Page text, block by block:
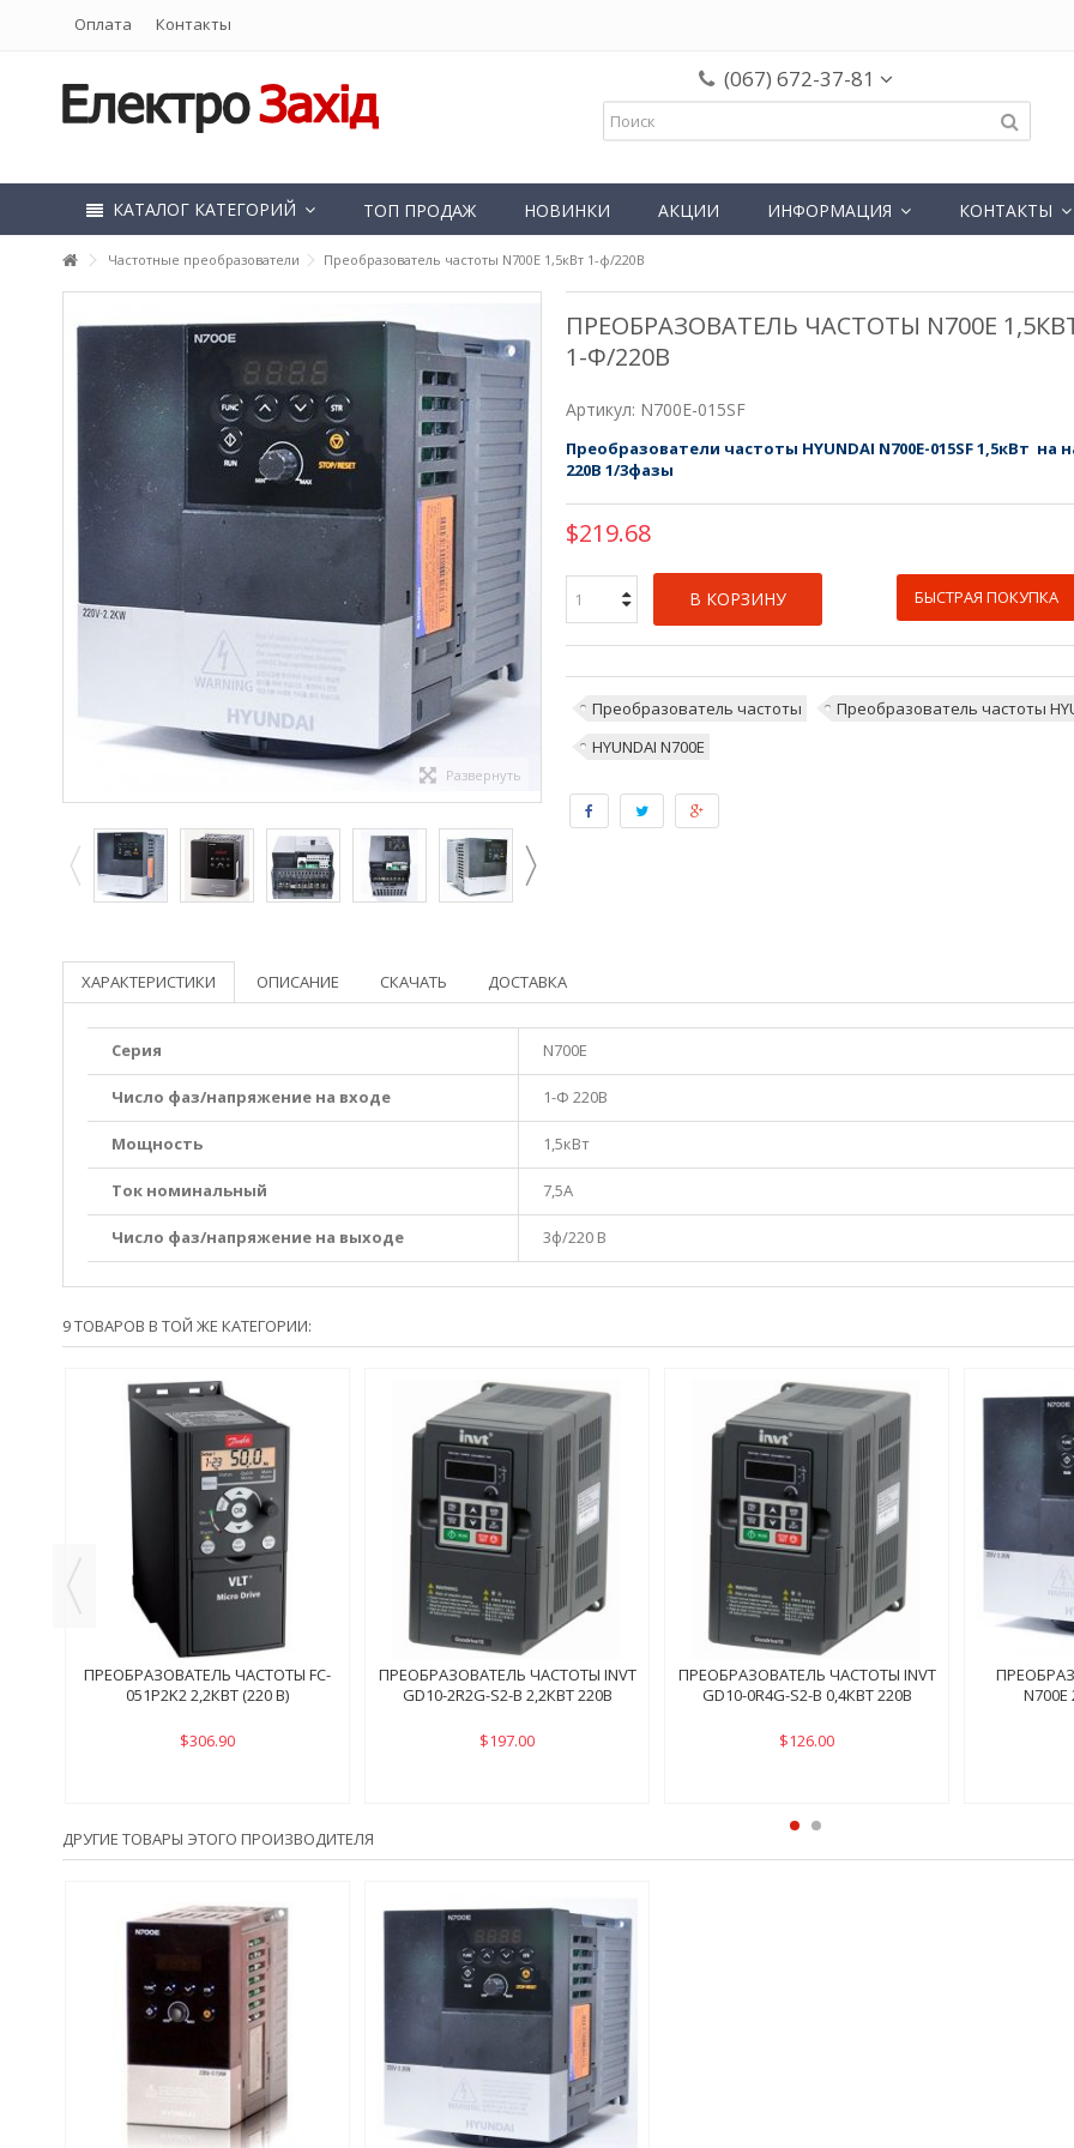
Оплата Контакты
(067) 672-37-81
КАТАЛОГ КАТЕГОРИЙ ТОП ПРОДАЖ НОВИНКИ АКЦИИ ИНФОРМАЦИЯ КОНТАКТЫ
Частотные преобразователи Преобразователь частоты N700E 1,5кВт 1-ф/220В
Развернуть
ПРЕОБРАЗОВАТЕЛЬ ЧАСТОТЫ N700E
1-Ф/220В
Артикул: N700E-015SF
Преобразователи частоты HYUNDAI N700E-015SF1,5кВт на
220В 1/3фазы
$219.68
В КОРЗИНУ БЫСТРАЯ ПОКУПКА
Преобразователь частоты
Преобразователь частоты
HYUNDAI N700Е
ХАРАКТЕРИСТИКИ ОПИСАНИЕ СКАЧАТЬ ДОСТАВКА
Серия N700E
Число фаз/напряжение на входе 1-Ф 220В
Мощность 1,5кВт
Ток номинальный 7,5А
Число фаз/напряжение на выходе 3ф/220 В
9 ТОВАРОВ В ТОЙ ЖЕ КАТЕГОРИИ:
ПРЕОБРАЗОВАТЕЛЬ ЧАСТОТЫ FC-
051P2K2 2,2КВТ (220 В)
$306.90
ПРЕОБРАЗОВАТЕЛЬ ЧАСТОТЫ INVT
GD10-2R2G-S2-B 2,2КВТ 220В
$197.00
ПРЕОБРАЗОВАТЕЛЬ ЧАСТОТЫ INVT
GD10-0R4G-S2-B 0,4КВТ 220В
$126.00
ДРУГИЕ ТОВАРЫ ЭТОГО ПРОИЗВОДИТЕЛЯ